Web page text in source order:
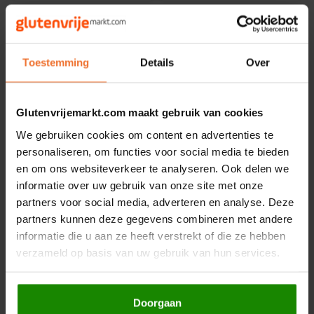
Toestemming Details Over
Glutenvrijemarkt.com maakt gebruik van cookies
We gebruiken cookies om content en advertenties te
personaliseren, om functies voor social media te bieden
en om ons websiteverkeer te analyseren. Ook delen we
informatie over uw gebruik van onze site met onze
partners voor social media, adverteren en analyse. Deze
partners kunnen deze gegevens combineren met andere
informatie die u aan ze heeft verstrekt of die ze hebben
verzameld op basis van uw gebruik van hun services.
Doorgaan
Lima
Lisa's Choice
Mixwell
Nairn's
Nakd
Op voorraad
Beltane
- Glutenvrij
20 gram
€2,29
Op voorraad
Beltane
Siciliaanse
Spaghettischotel
Biologisch - Glutenvrij
30 gram
€2,29